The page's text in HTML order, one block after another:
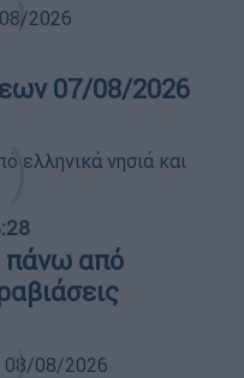
07/08/2026
πάνω από